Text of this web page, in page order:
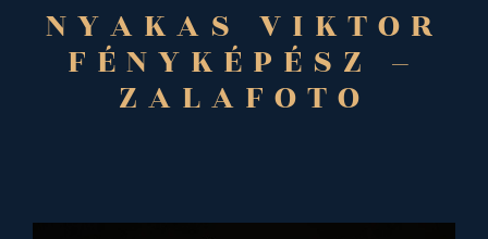
NYAKAS VIKTOR
FÉNYKÉPÉSZ –
ZALAFOTO